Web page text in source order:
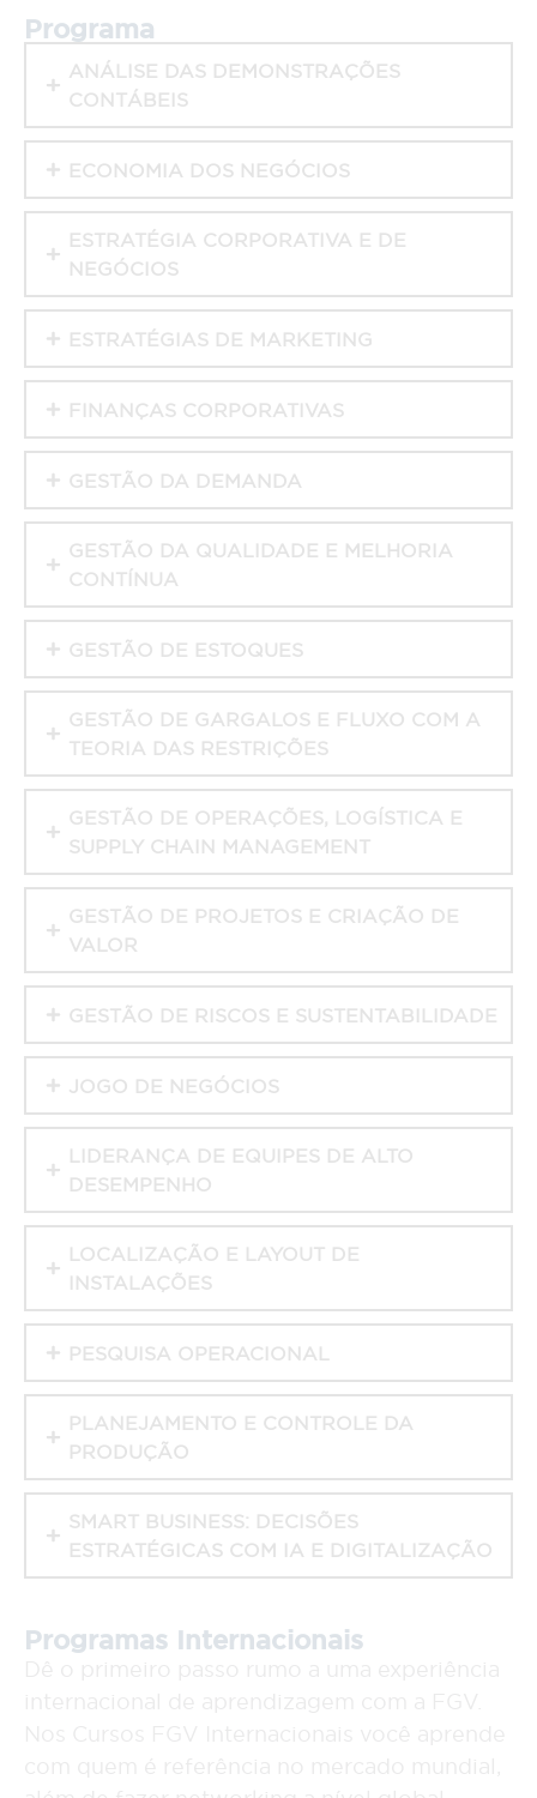
Programa
ANÁLISE DAS DEMONSTRAÇÕES
CONTÁBEIS
ECONOMIA DOS NEGÓCIOS
ESTRATÉGIA CORPORATIVA E DE
NEGÓCIOS
ESTRATÉGIAS DE MARKETING
FINANÇAS CORPORATIVAS
GESTÃO DA DEMANDA
GESTÃO DA QUALIDADE E MELHORIA
CONTÍNUA
GESTÃO DE ESTOQUES
GESTÃO DE GARGALOS E FLUXO COM A
TEORIA DAS RESTRIÇÕES
GESTÃO DE OPERAÇÕES, LOGÍSTICA E
SUPPLY CHAIN MANAGEMENT
GESTÃO DE PROJETOS E CRIAÇÃO DE
VALOR
GESTÃO DE RISCOS E SUSTENTABILIDADE
JOGO DE NEGÓCIOS
LIDERANÇA DE EQUIPES DE ALTO
DESEMPENHO
LOCALIZAÇÃO E LAYOUT DE
INSTALAÇÕES
PESQUISA OPERACIONAL
PLANEJAMENTO E CONTROLE DA
PRODUÇÃO
SMART BUSINESS: DECISÕES
ESTRATÉGICAS COM IA E DIGITALIZAÇÃO
Programas Internacionais